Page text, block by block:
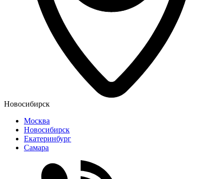
Новосибирск
Москва
Новосибирск
Екатеринбург
Самара